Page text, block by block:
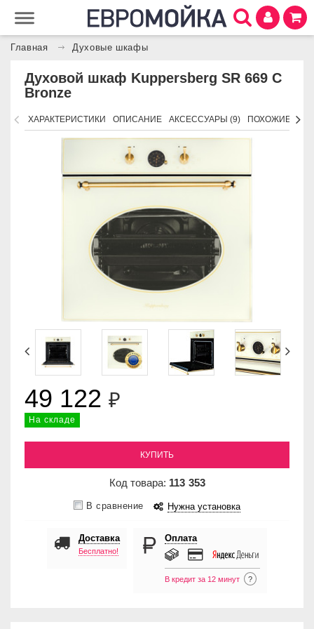
Главная Духовые шкафы
Духовой шкаф Kuppersberg SR 669 C
Bronze
ХАРАКТЕРИСТИКИ ОПИСАНИЕ АКСЕССУАРЫ (9) ПОХОЖИЕ
49 122 ₽
На складе
КУПИТЬ
Код товара: 113 353
В сравнение Нужна установка
Доставка
Бесплатно!
Оплата
В кредит за 12 минут ?